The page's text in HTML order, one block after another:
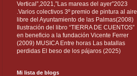
Vertical”,2021,”Las mareas del ayer”2023
.Varios colectivos 3º premio de pintura al aire
libre del Ayuntamiento de las Palmas(2008)
Ilustración del libro “TIERRA DE CUENTOS”
en beneficio a la fundación Vicente Ferrer
(2009) MUSICA Entre horas Las batallas
perdidas El beso de los pájaros (2025)
Mi lista de blogs